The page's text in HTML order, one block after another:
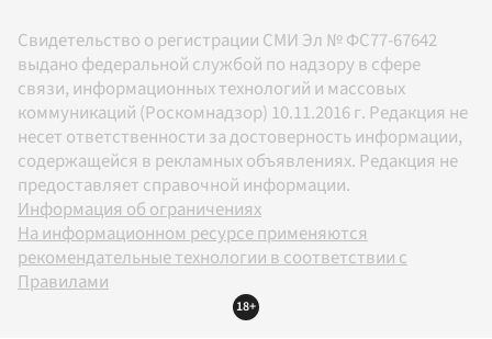
Свидетельство о регистрации СМИ Эл № ФС77-67642
выдано федеральной службой по надзору в сфере
связи, информационных технологий и массовых
коммуникаций (Роскомнадзор) 10.11.2016 г. Редакция не
несет ответственности за достоверность информации,
содержащейся в рекламных объявлениях. Редакция не
предоставляет справочной информации.
Информация об ограничениях
На информационном ресурсе применяются
рекомендательные технологии в соответствии с
Правилами
18+